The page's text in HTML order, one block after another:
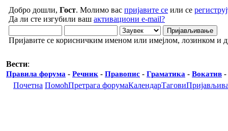
Добро дошли, Гост. Молимо вас пријавите се или се
Да ли сте изгубили ваш активациони e-mail?
Пријавите се корисничким именом или имејлом, лозинком и
Вести:
Правила форума - Речник - Правопис - Граматика - Вокатив -
Почетна ПомоћПретрага форумаКалендарТагови